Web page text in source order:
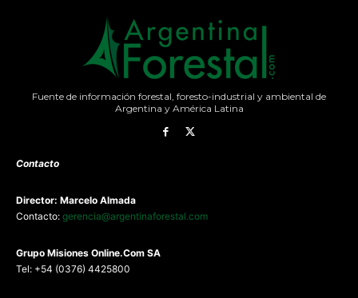
Fuente de información forestal, foresto-industrial y ambiental de
Argentina y América Latina
Contacto
Director: Marcelo Almada
Contacto: gerencia@argentinaforestal.com
Grupo Misiones Online.Com SA
Tel: +54 (0376) 4425800